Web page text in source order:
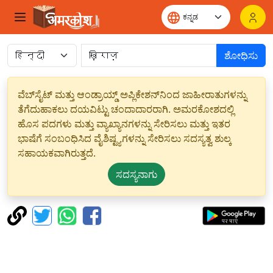
ಶೋಧಿಸು
ವೆಬ್‌ಸೈಟ್ ಮತ್ತು ಆಂಡ್ರಾಯ್ಡ್ ಅಪ್ಲಿಕೇಶನ್‌ನಿಂದ ಜಾಹೀರಾತುಗಳನ್ನು
ತೆಗೆದುಹಾಕಲು ದಯವಿಟ್ಟು ಚಂದಾದಾರರಾಗಿ. ಅಮರಕೋಶದಲ್ಲಿ
ಹೊಸ ಪದಗಳು ಮತ್ತು ವ್ಯಾಖ್ಯಾನಗಳನ್ನು ಸೇರಿಸಲು ಮತ್ತು ಇತರ
ಭಾಷೆಗೆ ಸಂಬಂಧಿಸಿದ ವೈಶಿಷ್ಟ್ಯಗಳನ್ನು ಸೇರಿಸಲು ಸದಸ್ಯತ್ವ ಶುಲ್ಕ
ಸಹಾಯಕವಾಗಿರುತ್ತದೆ.
ಸದಸ್ಯನಾಗು